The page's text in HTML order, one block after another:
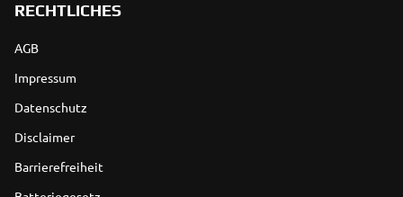
RECHTLICHES
AGB
Impressum
Datenschutz
Disclaimer
Barrierefreiheit